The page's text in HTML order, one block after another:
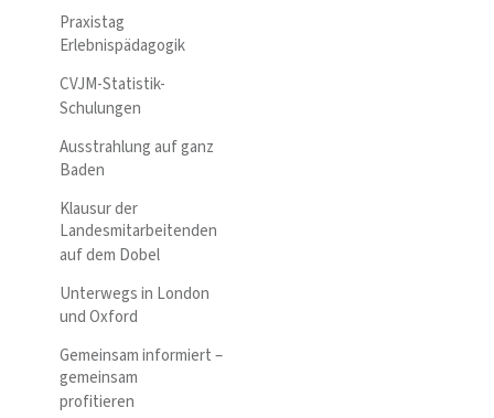
Praxistag
Erlebnispädagogik
CVJM-Statistik-
Schulungen
Ausstrahlung auf ganz
Baden
Klausur der
Landesmitarbeitenden
auf dem Dobel
Unterwegs in London
und Oxford
Gemeinsam informiert –
gemeinsam
profitieren